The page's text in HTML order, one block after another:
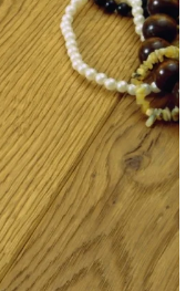
przywodzące na
wyborem
odcień podłogi
atut i docenią go
obok której
jej wykonania
wiele lat